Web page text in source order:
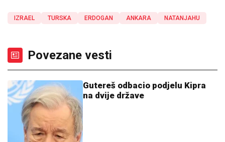
IZRAEL TURSKA ERDOGAN ANKARA NATANJAHU
Povezane vesti
Gutereš odbacio podjelu Kipra
na dvije države